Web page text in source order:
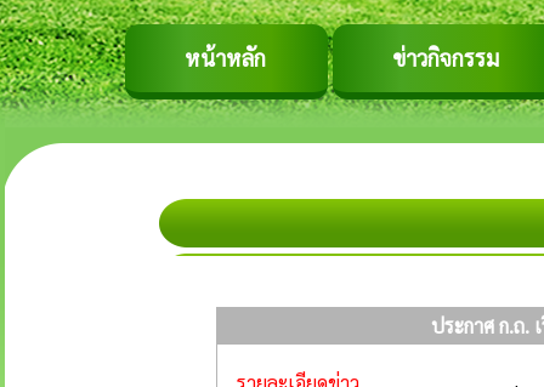
หน้าหลัก ข่าวกิจกรรม
ประกาศ ก.ถ.